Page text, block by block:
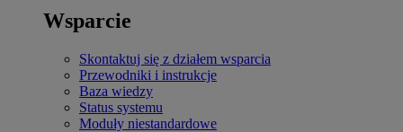
Wsparcie
Skontaktuj się z działem wsparcia
Przewodniki i instrukcje
Baza wiedzy
Status systemu
Moduły niestandardowe